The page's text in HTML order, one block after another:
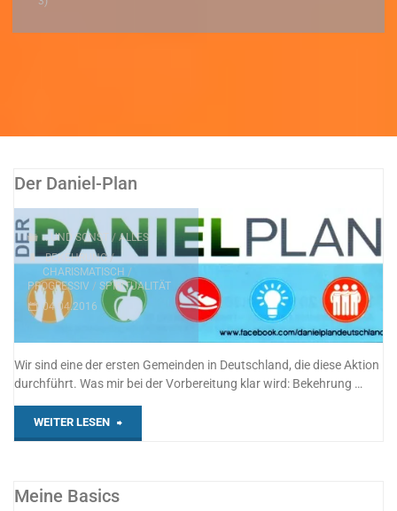
Der Daniel-Plan
...UND SONST / ALLES
BEKEHRUNG/
CHARISMATISCH /
PROGRESSIV / SPIRITUALITÄT
04.04.2016
Wir sind eine der ersten Gemeinden in Deutschland, die diese Aktion
durchführt. Was mir bei der Vorbereitung klar wird: Bekehrung …
WEITER LESEN "Der
Meine Basics